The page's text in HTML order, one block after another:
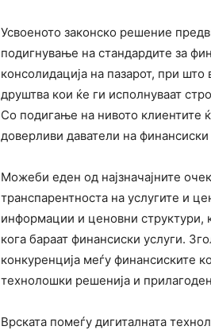
Усвоеното законско решение
подигнување на стандардите за
консолидација на пазарот, при
друштва кои ќе ги исполнуваат
Со подигање на нивото клиентите
доверливи даватели на финансиски
Можеби еден од најзначајните
транспарентноста на услугите и
информации и ценовни структури,
кога бараат финансиски услуги.
конкуренција меѓу финансиските
технолошки решенија и
Врската помеѓу дигиталната